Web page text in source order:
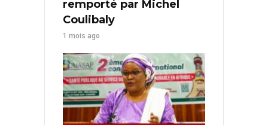
remporté par Michel
Coulibaly
1 mois ago